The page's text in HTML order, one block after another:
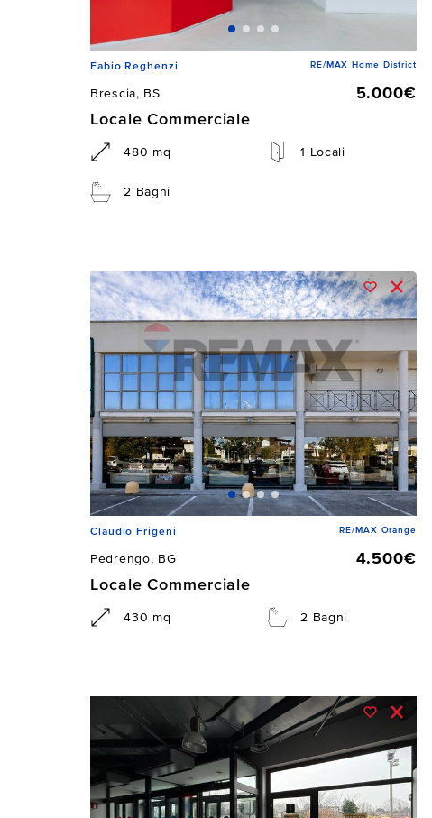
Fabio Reghenzi RE/MAX Home District
Brescia, BS
5.000€
Locale Commerciale
480 mq 1 Locali
2 Bagni
Claudio Frigeni RE/MAX Orange
Pedrengo, BG
4.500€
Locale Commerciale
430 mq 2 Bagni